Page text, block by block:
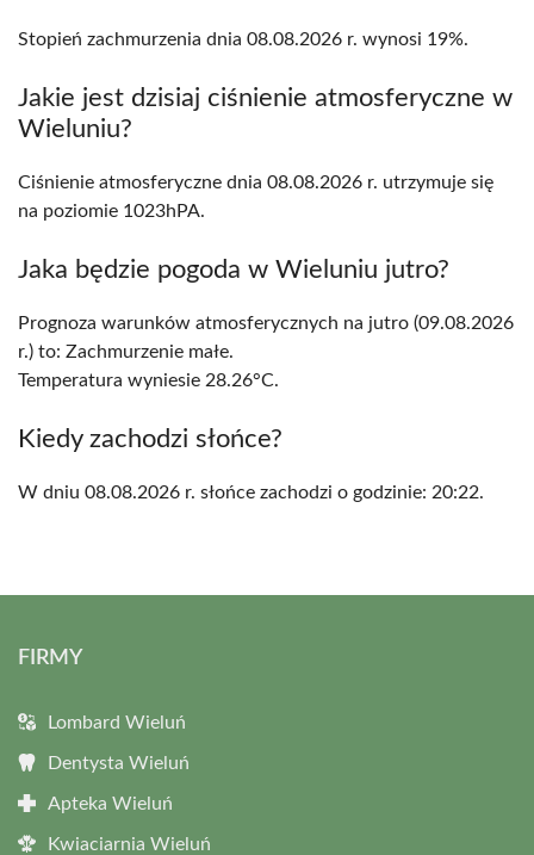
Stopień zachmurzenia dnia 08.08.2026 r. wynosi 19%.
Jakie jest dzisiaj ciśnienie atmosferyczne w
Wieluniu?
Ciśnienie atmosferyczne dnia 08.08.2026 r. utrzymuje się
na poziomie 1023hPA.
Jaka będzie pogoda w Wieluniu jutro?
Prognoza warunków atmosferycznych na jutro (09.08.2026
r.) to: Zachmurzenie małe.
Temperatura wyniesie 28.26°C.
Kiedy zachodzi słońce?
W dniu 08.08.2026 r. słońce zachodzi o godzinie: 20:22.
FIRMY
Lombard Wieluń
Dentysta Wieluń
Apteka Wieluń
Kwiaciarnia Wieluń